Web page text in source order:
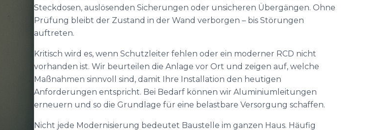
Steckdosen, auslösenden Sicherungen oder unsicheren Übergängen. Ohne
Prüfung bleibt der Zustand in der Wand verborgen – bis Störungen
auftreten.
Kritisch wird es, wenn Schutzleiter fehlen oder ein moderner RCD nicht
vorhanden ist. Wir beurteilen die Anlage vor Ort und zeigen auf, welche
Maßnahmen sinnvoll sind, damit Ihre Installation den heutigen
Anforderungen entspricht. Bei Bedarf können wir Aluminiumleitungen
erneuern und so die Grundlage für eine belastbare Versorgung schaffen.
Nicht jede Modernisierung bedeutet Baustelle im ganzen Haus. Häufig